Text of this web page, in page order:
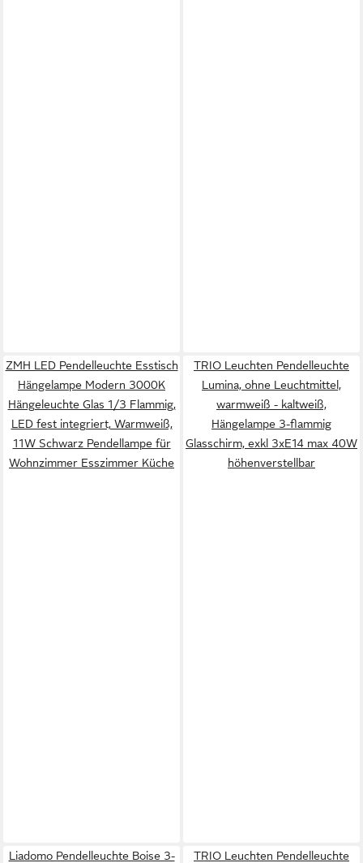
ZMH LED Pendelleuchte Esstisch
Hängelampe Modern 3000K
Hängeleuchte Glas 1/3 Flammig,
LED fest integriert, Warmweiß,
11W Schwarz Pendellampe für
Wohnzimmer Esszimmer Küche
TRIO Leuchten Pendelleuchte
Lumina, ohne Leuchtmittel,
warmweiß - kaltweiß,
Hängelampe 3-flammig
Glasschirm, exkl 3xE14 max 40W
höhenverstellbar
Liadomo Pendelleuchte Boise 3- TRIO Leuchten Pendelleuchte